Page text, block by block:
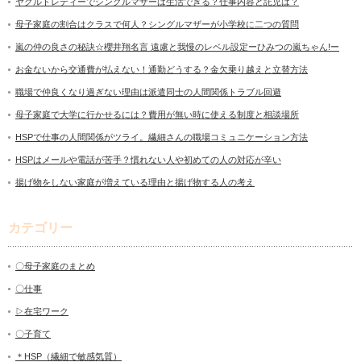
母子家庭の割合はクラスで何人？シングルマザーが小学校に二つの質問
嵐の仲の良さの秘訣☆櫻井翔名言 遠慮と我慢のレベル設定ーひみつの嵐ちゃん!ー
お金ないから交通費が払えない！通勤どうする？金欠乗り越えと立替方法
職場で仲良くなり過ぎない理由は派遣同士の人間関係トラブル回避
母子家庭で大学に行かせるには？費用が無い時に使える制度と相談場所
HSPで仕事の人間関係がツライ。繊細さんの職場コミュニケーション方法
HSPはメールや電話が苦手？慣れない人や初めての人の対応が辛い
揚げ物をしない家庭が増えている理由と揚げ物する人の考え
カテゴリー
〇母子家庭のまとめ
〇仕事
▷在宅ワーク
〇子育て
＊HSP（繊細で敏感気質）